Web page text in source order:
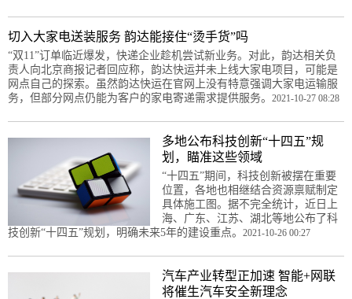
切入大家电送装服务 韵达能接住“烫手货”吗
“双11”订单临近爆发，快递企业趁机尝试新业务。对此，韵达相关负
责人向北京商报记者回应称，韵达快运并未上线大家电项目，可能是
网点自己的探索。虽然韵达快运在官网上没有特意强调大家电运输服
务，但部分网点仍能为客户的家电寄递需求提供服务。 2021-10-27 08:28
多地公布科技创新“十四五”规
划，瞄准这些领域
“十四五”期间，科技创新被摆在重要
位置，各地也相继结合资源禀赋制定
具体施工图。据不完全统计，近日上
海、广东、江苏、湖北等地公布了科
技创新“十四五”规划，明确未来5年的建设重点。 2021-10-26 00:27
汽车产业转型正加速 智能+网联
将催生汽车安全新理念